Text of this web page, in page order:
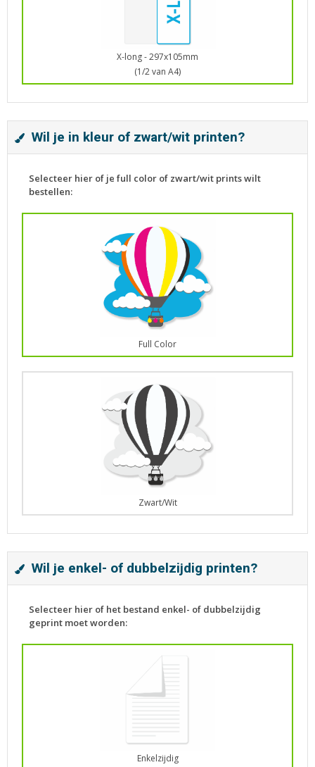
X-long - 297x105mm
(1/2 van A4)
Wil je in kleur of zwart/wit printen?
Selecteer hier of je full color of zwart/wit prints wilt
bestellen:
Full Color
Zwart/Wit
Wil je enkel- of dubbelzijdig printen?
Selecteer hier of het bestand enkel- of dubbelzijdig
geprint moet worden:
Enkelzijdig